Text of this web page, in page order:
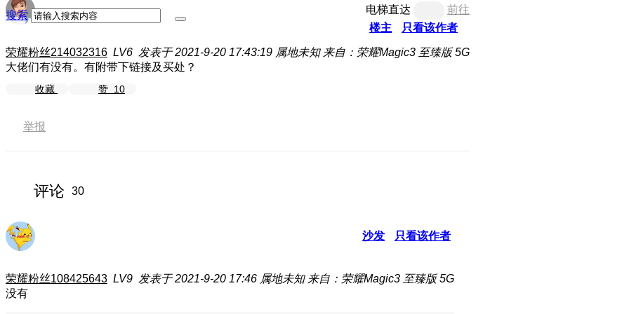
搜索 电梯直达
前往
楼主
只看该作者
荣耀粉丝214032316 LV6 发表于 2021-9-20 17:43:19 属地未知 来自：荣耀Magic3 至臻版 5G
大佬们有没有。有附带下链接及买处？
收藏 赞 10
举报
评论 30
沙发 只看该作者
荣耀粉丝108425643 LV9 发表于 2021-9-20 17:46 属地未知 来自：荣耀Magic3 至臻版 5G
没有